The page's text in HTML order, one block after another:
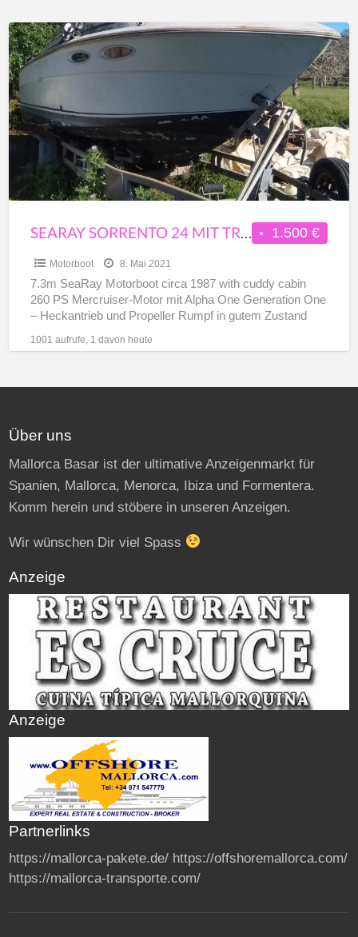
SEARAY
SORRENTO
24
MIT
TRAILER
1.500 €
SEARAY SORRENTO 24 MIT TRAILER
Motorboot 8. Mai 2021
7.3m SeaRay Motorboot circa 1987 with cuddy cabin
260 PS Mercruiser-Motor mit Alpha One Generation One
– Heckantrieb und Propeller Rumpf in gutem Zustand
1001 aufrufe, 1 davon heute
Über uns
Mallorca Basar ist der ultimative Anzeigenmarkt für
Spanien, Mallorca, Menorca, Ibiza und Formentera.
Komm herein und stöbere in unseren Anzeigen.
Wir wünschen Dir viel Spass
Anzeige
Anzeige
Partnerlinks
https://mallorca-pakete.de/ https://offshoremallorca.com/
https://mallorca-transporte.com/